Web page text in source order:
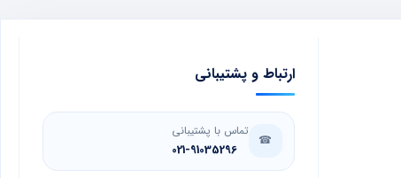
ارتباط و پشتیبانی
☎
تماس با پشتیبانی
021-91035296